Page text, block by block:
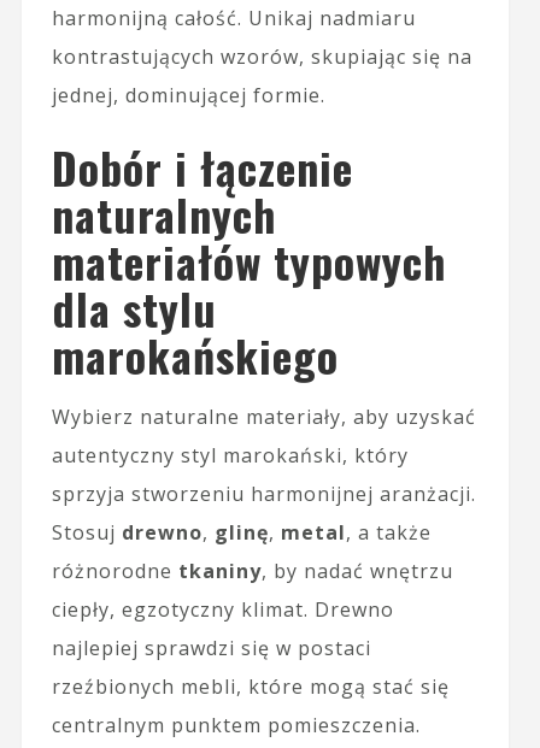
harmonijną całość. Unikaj nadmiaru
kontrastujących wzorów, skupiając się na
jednej, dominującej formie.
Dobór i łączenie
naturalnych
materiałów typowych
dla stylu
marokańskiego
Wybierz naturalne materiały, aby uzyskać
autentyczny styl marokański, który
sprzyja stworzeniu harmonijnej aranżacji.
Stosuj drewno, glinę, metal, a także
różnorodne tkaniny, by nadać wnętrzu
ciepły, egzotyczny klimat. Drewno
najlepiej sprawdzi się w postaci
rzeźbionych mebli, które mogą stać się
centralnym punktem pomieszczenia.